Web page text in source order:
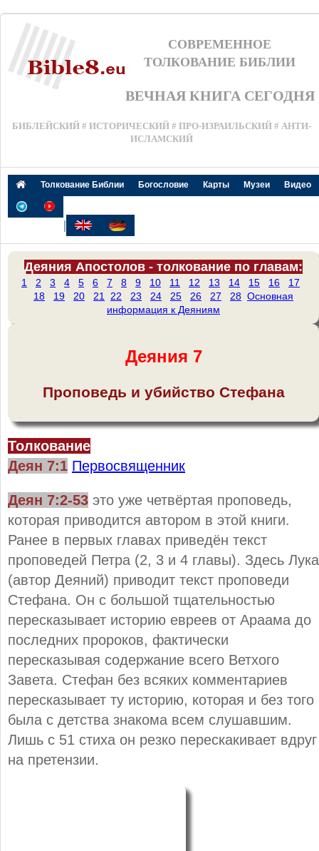
СОВРЕМЕННОЕ
ТОЛКОВАНИЕ БИБЛИИ
ВЕЧНАЯ КНИГА СЕГОДНЯ
БИБЛЕЙСКИЙ # ИСТОРИЧЕСКИЙ # ПРО-ИЗРАИЛЬСКИЙ # АНТИ-
ИСЛАМСКИЙ
Толкование Библии Богословие Карты Музеи Видео
|
Деяния Апостолов - толкование по главам:
1 2 3 4 5 6 7 8 9 10 11 12 13 14 15 16
17
18
19 20 21 22 23 24 25 26 27 28 Основная
информация к Деяниям
Деяния 7
Проповедь и убийство Стефана
Толкование
Деян 7:1 Первосвященник
Деян 7:2-53 это уже четвёртая проповедь,
которая приводится автором в этой книги.
Ранее в первых главах приведён текст
проповедей Петра (2, 3 и 4 главы). Здесь Лука
(автор Деяний) приводит текст проповеди
Стефана. Он с большой тщательностью
пересказывает историю евреев от Араама до
последних пророков, фактически
пересказывая содержание всего Ветхого
Завета. Стефан без всяких комментариев
пересказывает ту историю, которая и без того
была с детства знакома всем слушавшим.
Лишь с 51 стиха он резко перескакивает вдруг
на претензии.